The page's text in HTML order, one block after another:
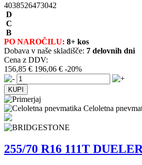
4038526473042
D
C
B
PO NAROČILU: 8+ kos
Dobava v naše skladišče: 7 delovnih dni
Cena z DDV:
156,85 € 196,06 € -20%
Celoletna
255/70 R16 111T